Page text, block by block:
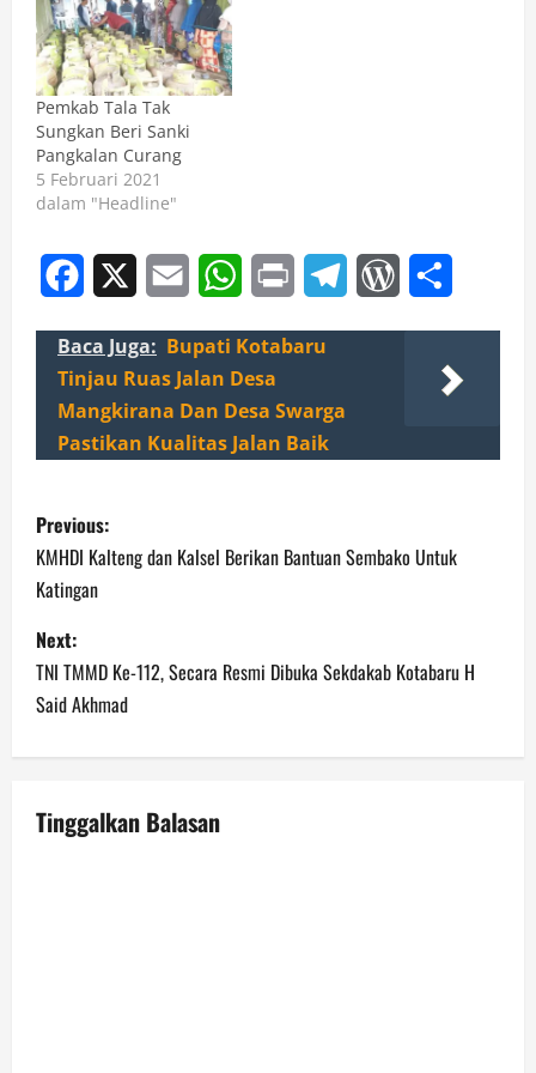
Pemkab Tala Tak
Sungkan Beri Sanki
Pangkalan Curang
5 Februari 2021
dalam "Headline"
Facebook Email WhatsApp
Print TelegramWordPress
Baca Juga: Bupati Kotabaru
Tinjau Ruas Jalan Desa
Mangkirana Dan Desa Swarga
Pastikan Kualitas Jalan Baik
P
o
s
t
n
a
v
Previous:
KMHDI Kalteng dan Kalsel Berikan Bantuan Sembako Untuk
Katingan
Next:
TNI TMMD Ke-112, Secara Resmi Dibuka Sekdakab Kotabaru H
Said Akhmad
Tinggalkan Balasan